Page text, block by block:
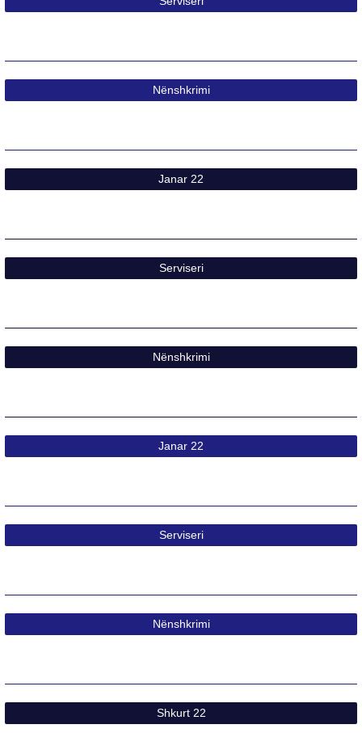
Nënshkrimi​
Janar 22​
Serviseri
Nënshkrimi
Janar 22​
Serviseri
Nënshkrimi​
Shkurt 22​